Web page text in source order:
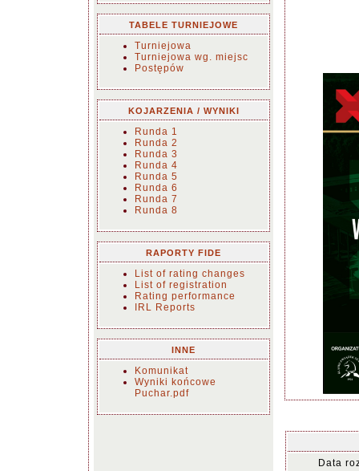
TABELE TURNIEJOWE
Turniejowa
Turniejowa wg. miejsc
Postępów
KOJARZENIA / WYNIKI
Runda 1
Runda 2
Runda 3
Runda 4
Runda 5
Runda 6
Runda 7
Runda 8
RAPORTY FIDE
List of rating changes
List of registration
Rating performance
IRL Reports
INNE
Komunikat
Wyniki końcowe
Puchar.pdf
Data